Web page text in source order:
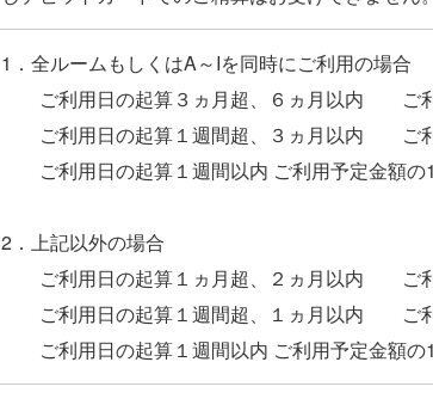
1．全ルームもしくはA～Iを同時にご利用の場合
ご利用日の起算３ヵ月超、６ヵ月以内 ご利
ご利用日の起算１週間超、３ヵ月以内 ご利
ご利用日の起算１週間以内 ご利用予定金額の
2．上記以外の場合
ご利用日の起算１ヵ月超、２ヵ月以内 ご利
ご利用日の起算１週間超、１ヵ月以内 ご利